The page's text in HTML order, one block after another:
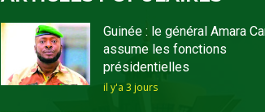
Guinée : le général Amara
assume les fonctions
présidentielles
il y'a 3 jours